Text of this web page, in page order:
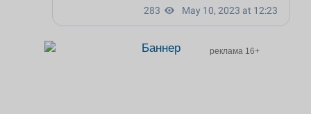
реклама 16+